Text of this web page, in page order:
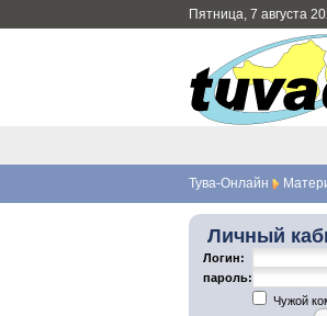
Пятница, 7 августа
Тува-Онлайн
Личный
Логин:
пароль:
Чужой